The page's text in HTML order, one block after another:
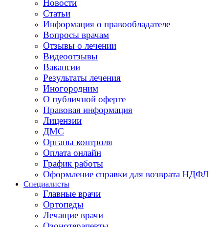
Новости
Статьи
Информация о правообладателе
Вопросы врачам
Отзывы о лечении
Видеоотзывы
Вакансии
Результаты лечения
Иногородним
О публичной оферте
Правовая информация
Лицензии
ДМС
Органы контроля
Оплата онлайн
График работы
Оформление справки для возврата НДФЛ
Специалисты
Главные врачи
Ортопеды
Лечащие врачи